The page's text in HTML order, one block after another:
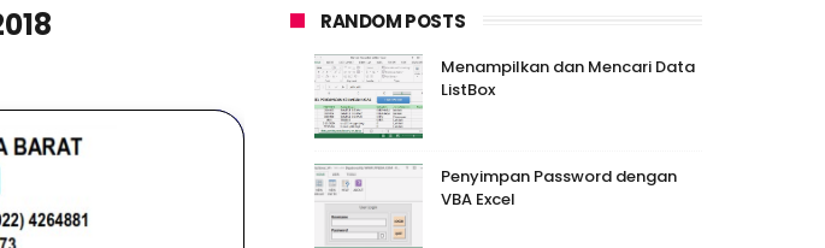
RANDOM POSTS
Menampilkan dan Mencari Data
ListBox
Penyimpan Password dengan
VBA Excel